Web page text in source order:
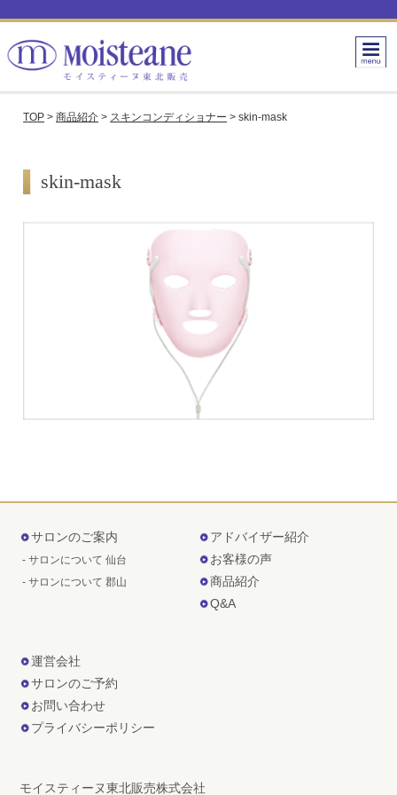
TOP >商品紹介 > スキンコンディショナー >skin-mask
skin-mask
サロンのご案内
- サロンについて 仙台
- サロンについて 郡山
アドバイザー紹介
お客様の声
商品紹介
Q&A
運営会社
サロンのご予約
お問い合わせ
プライバシーポリシー
モイスティーヌ東北販売株式会社